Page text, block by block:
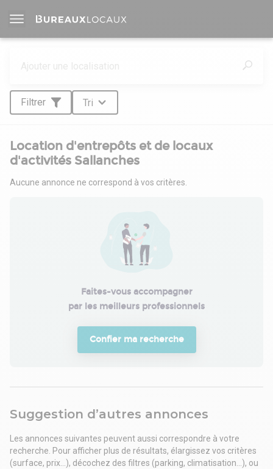
Filtrer Tri
Location d'entrepôts et de locaux
d'activités Sallanches
Aucune annonce ne correspond à vos critères.
Faites-vous accompagner
par les meilleurs professionnels
Confier ma recherche
Suggestion d’autres annonces
Les annonces suivantes peuvent aussi correspondre à votre
recherche. Pour afficher plus de résultats, élargissez vos critères
(surface, prix...), décochez des filtres (parking, climatisation...), ou